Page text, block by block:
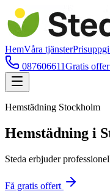
HemVåra tjänster
087606611Gratis
Hemstädning Stockholm
Hemstädning i
Steda erbjuder
Få gratis offert